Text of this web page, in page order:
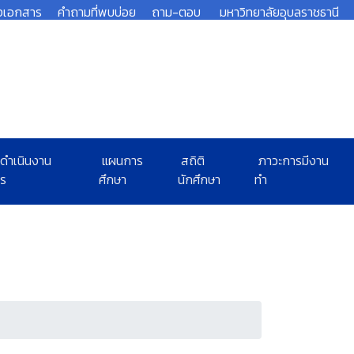
อกสาร คำถามที่พบบ่อย ถาม-ตอบ มหาวิทยาลัยอุบลราชธานี
เนินงาน
แผนการ
ศึกษา
สถิติ
นักศึกษา
ภาวะการมีงาน
ทำ